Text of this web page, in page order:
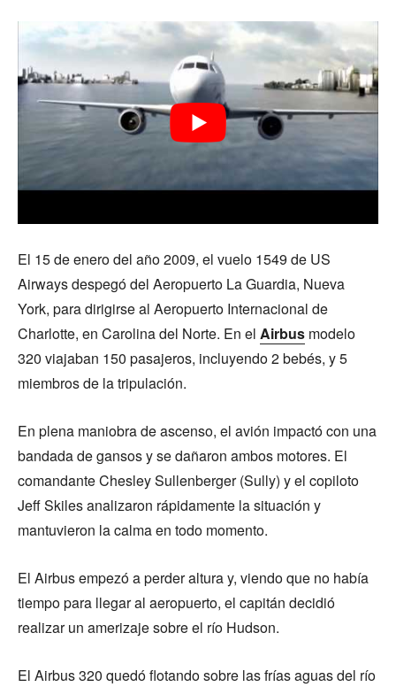
El 15 de enero del año 2009, el vuelo 1549 de US
Airways despegó del Aeropuerto La Guardia, Nueva
York, para dirigirse al Aeropuerto Internacional de
Charlotte, en Carolina del Norte. En el Airbus modelo
320 viajaban 150 pasajeros, incluyendo 2 bebés, y 5
miembros de la tripulación.
En plena maniobra de ascenso, el avión impactó con una
bandada de gansos y se dañaron ambos motores. El
comandante Chesley Sullenberger (Sully) y el copiloto
Jeff Skiles analizaron rápidamente la situación y
mantuvieron la calma en todo momento.
El Airbus empezó a perder altura y, viendo que no había
tiempo para llegar al aeropuerto, el capitán decidió
realizar un amerizaje sobre el río Hudson.
El Airbus 320 quedó flotando sobre las frías aguas del río